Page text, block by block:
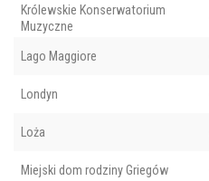
Królewskie Konserwatorium
Muzyczne
Lago Maggiore
Londyn
Loża
Miejski dom rodziny Griegów